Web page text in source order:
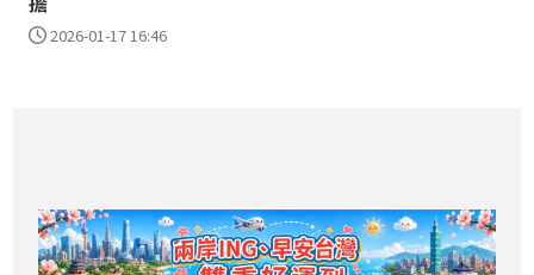
2026-01-17 16:46